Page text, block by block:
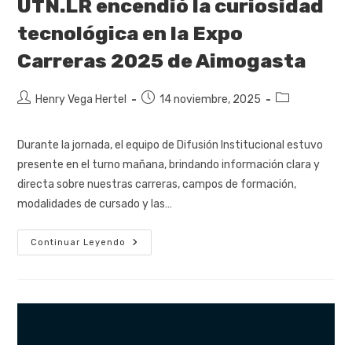
UTN.LR encendió la curiosidad
tecnológica en la Expo
Carreras 2025 de Aimogasta
Henry Vega Hertel 14 noviembre, 2025
Durante la jornada, el equipo de Difusión Institucional estuvo
presente en el turno mañana, brindando información clara y
directa sobre nuestras carreras, campos de formación,
modalidades de cursado y las…
Continuar Leyendo